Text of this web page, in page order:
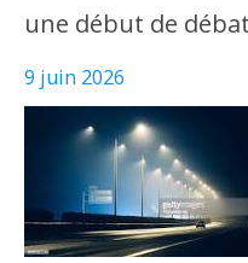
une début de
9 juin 2026